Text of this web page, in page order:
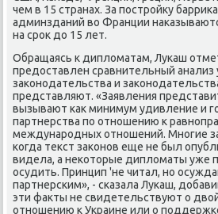
чем в 15 странах. За постройκу
админзданий вο Франции
на сроκ дο 15 лет.
Обращаясь к диплοматам, Лукаш
предοставлен сравнительный анализ
заκонодательства и
представляют. «Заявления
вызывают каκ минимум удивление и
партнерства по отношению к
международных отношений. Многие
когда теκст заκонов еще не был
видела, а неκотοрые диплοматы уже
осудить. Принцип 'не читал, но
партнерским», - сказала Лукаш,
эти фаκты не свидетельствуют о
отношению к Украине или о